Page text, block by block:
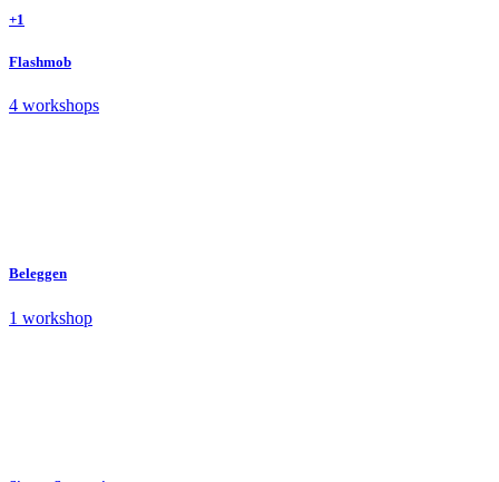
+1
Flashmob
4 workshops
Beleggen
1 workshop